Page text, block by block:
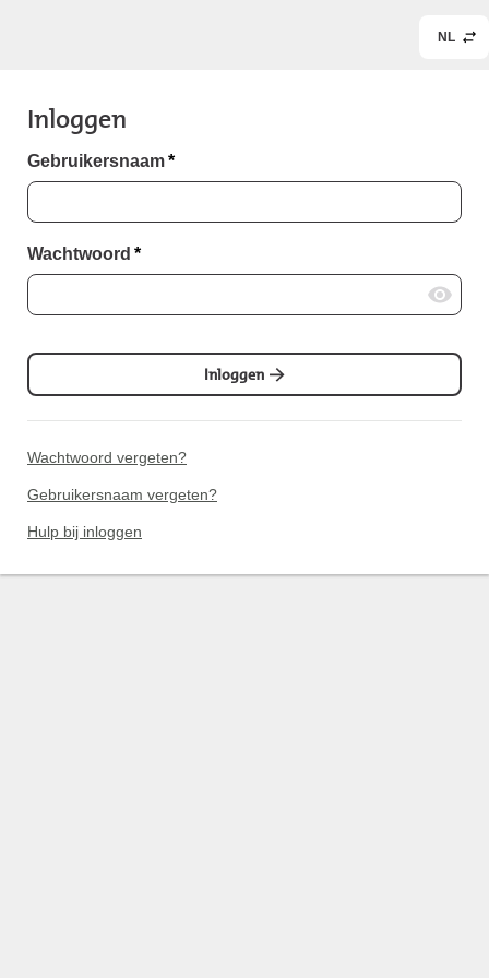
NL
Inloggen
Gebruikersnaam*
Wachtwoord *
Inloggen
Wachtwoord vergeten?
Gebruikersnaam vergeten?
Hulp bij inloggen